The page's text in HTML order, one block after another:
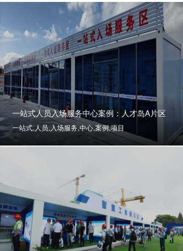
一站式人员入场服务中心案例：人才岛A片区
一站式,人员,入场服务,中心,案例,项目